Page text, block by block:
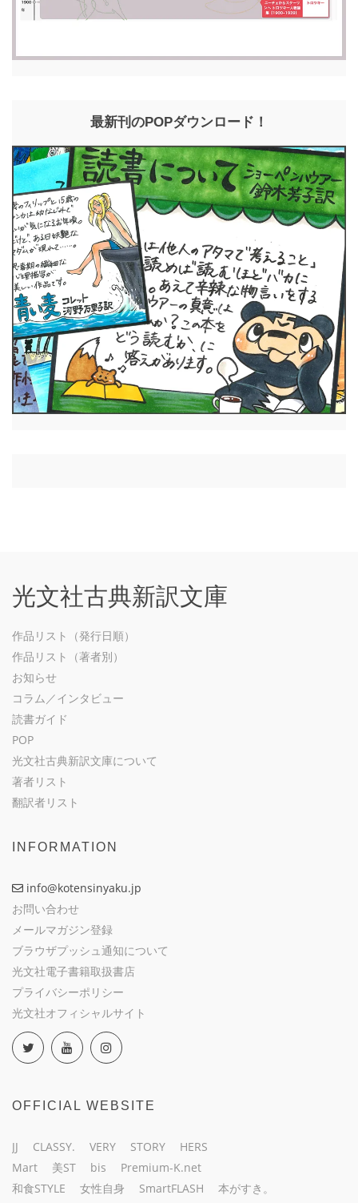
最新刊のPOPダウンロード！
光文社古典新訳文庫
作品リスト（発行日順）
作品リスト（著者別）
お知らせ
コラム／インタビュー
読書ガイド
POP
光文社古典新訳文庫について
著者リスト
翻訳者リスト
INFORMATION
info@kotensinyaku.jp
お問い合わせ
メールマガジン登録
ブラウザプッシュ通知について
光文社電子書籍取扱書店
プライバシーポリシー
光文社オフィシャルサイト
OFFICIAL WEBSITE
JJ CLASSY. VERY STORY
HERS
Mart
美ST bis
Premium-K.net
和食STYLE
女性自身 SmartFLASH
本がすき。